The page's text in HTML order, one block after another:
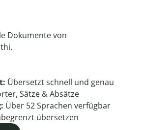
Dokumente von
Übersetzt schnell und genau
Sätze & Absätze
Über 52Sprachen verfügbar
übersetzen